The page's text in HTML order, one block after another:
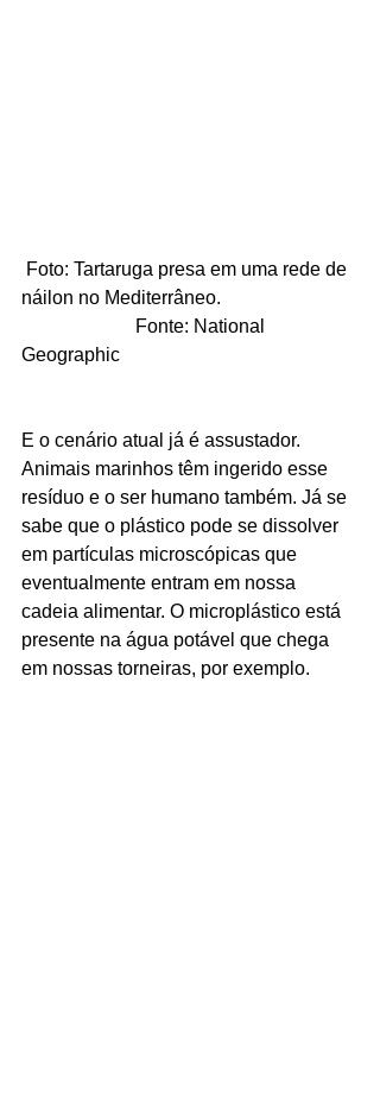
náilon no Mediterrâneo.
Geographic
E o cenário atual já é assustador.
Animais marinhos têm ingerido esse
resíduo e o ser humano também. Já se
sabe que o plástico pode se dissolver
em partículas microscópicas que
eventualmente entram em nossa
cadeia alimentar. O microplástico está
presente na água potável que chega
em nossas torneiras, por exemplo.